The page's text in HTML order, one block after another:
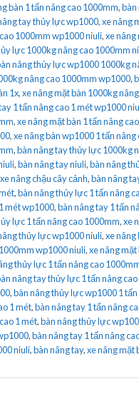
bàn 1 tấn nâng cao 1000mm,bàn
tay thủy lực wp1000,xe nâng
1000mm wp1000 niuli,xe nâng
lực 1000kg nâng cao 1000mm
nâng thủy lực wp1000 1000kg
nâng cao 1000mm wp1000,
1x,xe nâng mặt bàn 1000kg
1 tấn nâng cao 1 mét wp1000
,xe nâng mặt bàn 1 tấn nâng
,xe nâng bàn wp1000 1 tấn nâng
,bàn nâng tay thủy lực 1000kg
,bàn nâng tay niuli,bàn nâng
xe nâng chậu cây cảnh,bàn nâng
,bàn nâng thủy lực 1 tấn nâng
mét wp1000,bàn nâng tay 1 tấn
lực 1 tấn nâng cao 1000mm,xe
thủy lực wp1000 niuli,xe nâng
wp1000 niuli,xe nâng mặt
thủy lực 1 tấn nâng cao
nâng tay thủy lực 1 tấn nâng
,bàn nâng thủy lực wp1000 1
1 mét,bàn nâng tay 1 tấn nâng
1 mét,bàn nâng thủy lực
,bàn nâng tay 1 tấn nâng
niuli,bàn nâng tay,xe nâng mặt